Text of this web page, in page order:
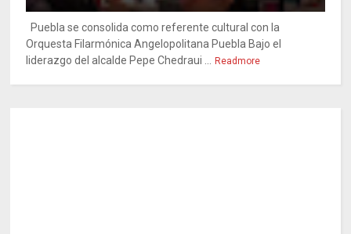
Puebla se consolida como referente cultural con la
Orquesta Filarmónica Angelopolitana Puebla Bajo el
liderazgo del alcalde Pepe Chedraui ...
Readmore